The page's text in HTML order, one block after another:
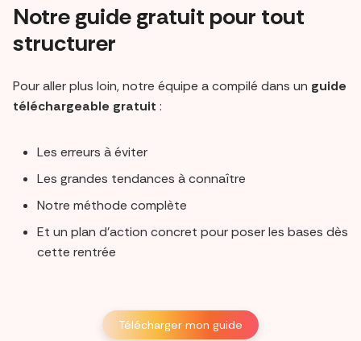
Notre guide gratuit pour tout
structurer
Pour aller plus loin, notre équipe a compilé dans un guide
téléchargeable gratuit :
Les erreurs à éviter
Les grandes tendances à connaître
Notre méthode complète
Et un plan d’action concret pour poser les bases dès
cette rentrée
Télécharger mon guide